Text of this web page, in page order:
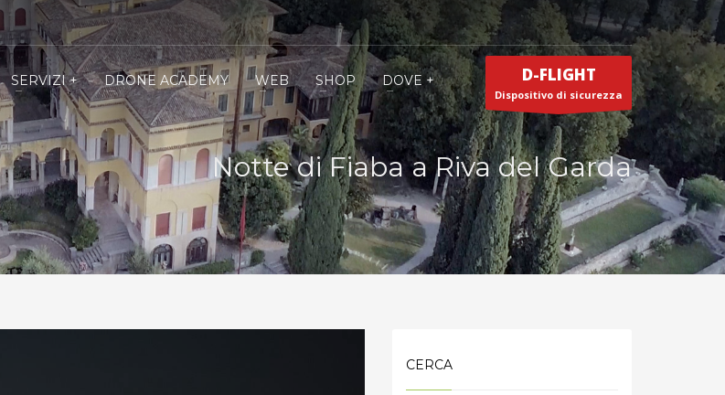
SERVIZI + DRONE ACADEMY WEB SHOP DOVE + D-FLIGHT
Dispositivo di sicurezza
Notte di Fiaba a Riva del Garda
CERCA